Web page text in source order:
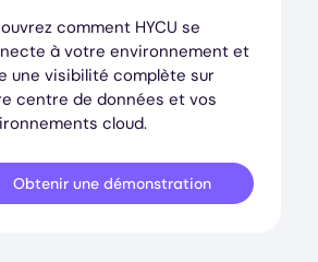
comment HYCU se
à votre environnement et
une visibilité complète sur
centre de données et vos
cloud.
Obtenir une démonstration